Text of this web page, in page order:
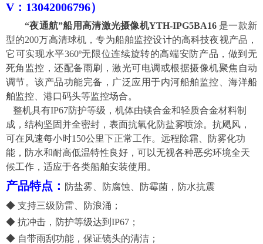
V： 13042006796）
“夜通航”船用高清激光摄像机YTH-IPG5BA16 是一款新
型的200万高清球机，专为船舶监控设计的高科技夜视产品，
它可实现水平360º无限位连续旋转的高端安防产品，做到无
死角监控，还配备雨刷，激光可电调或根据摄像机聚焦自动
调节。该产品功能完备，广泛应用于内河船舶监控、海洋船
舶监控、港口码头等监控场合。
整机具有IP67防护等级，机体由镁合金和轻质合金材料制
成，结构坚固并全密封，表面抗氧化防盐雾喷涂。抗飓风，
可在风速每小时150公里下正常工作。远程除霜、防雾化功
能，防水和耐高低温特性良好，可以无视各种恶劣环境全天
候工作，适应于各类船舶安装使用。
产品特点 ： 防盐雾、防腐蚀、防霉菌，防水抗震
◆ 支持三级防雷、防浪涌；
◆ 抗冲击，防护等级达到IP67；
◆ 自带雨刮功能，保证镜头的清洁；